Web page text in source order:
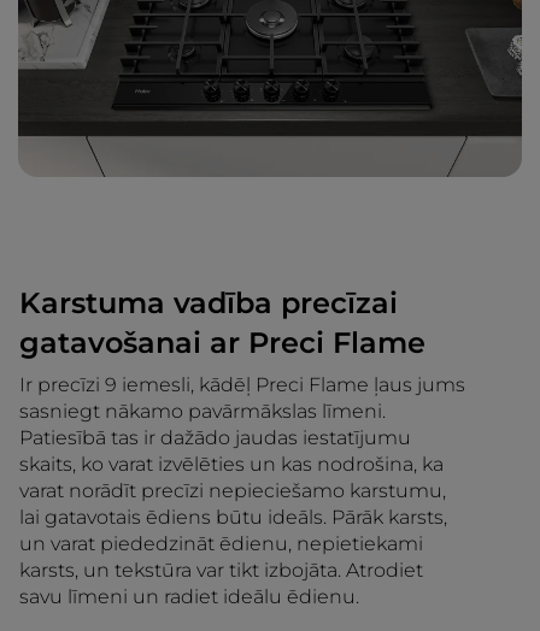
Karstuma vadība precīzai
gatavošanai ar Preci Flame
Ir precīzi 9 iemesli, kādēļ Preci Flame ļaus jums
sasniegt nākamo pavārmākslas līmeni.
Patiesībā tas ir dažādo jaudas iestatījumu
skaits, ko varat izvēlēties un kas nodrošina, ka
varat norādīt precīzi nepieciešamo karstumu,
lai gatavotais ēdiens būtu ideāls. Pārāk karsts,
un varat piededzināt ēdienu, nepietiekami
karsts, un tekstūra var tikt izbojāta. Atrodiet
savu līmeni un radiet ideālu ēdienu.